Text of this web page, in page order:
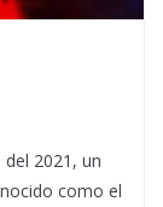
2021, un
como el